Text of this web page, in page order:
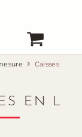
Caisses
EN L